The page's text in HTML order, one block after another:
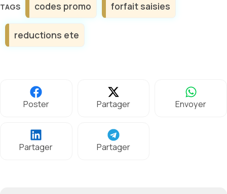
codes promo forfait saisies
reductions ete
Poster Partager Envoyer
Partager Partager